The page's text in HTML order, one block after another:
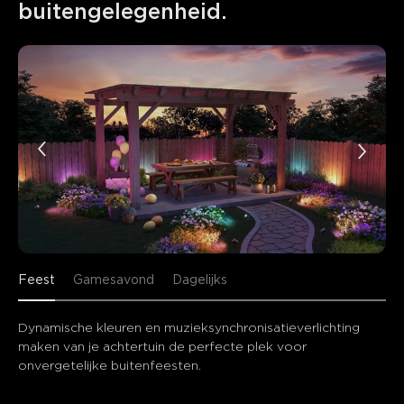
buitengelegenheid.
Feest Gamesavond Dagelijks
Dynamische kleuren en muzieksynchronisatieverlichting
maken van je achtertuin de perfecte plek voor
onvergetelijke buitenfeesten.